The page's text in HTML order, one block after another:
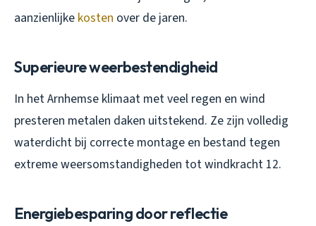
aanzienlijke kosten over de jaren.
Superieure weerbestendigheid
In het Arnhemse klimaat met veel regen en wind
presteren metalen daken uitstekend. Ze zijn volledig
waterdicht bij correcte montage en bestand tegen
extreme weersomstandigheden tot windkracht 12.
Energiebesparing door reflectie